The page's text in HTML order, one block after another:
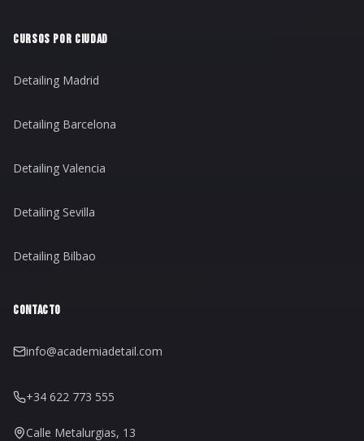
CURSOS POR CIUDAD
Detailing Madrid
Detailing Barcelona
Detailing Valencia
Detailing Sevilla
Detailing Bilbao
CONTACTO
info@academiadetail.com
+34 622 773 555
Calle Metalurgias, 13